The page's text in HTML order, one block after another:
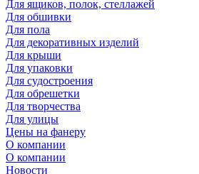
Для ящиков, полок, стеллажей
Для обшивки
Для пола
Для декоративных изделий
Для крыши
Для упаковки
Для судостроения
Для обрешетки
Для творчества
Для улицы
Цены на фанеру
О компании
О компании
Новости